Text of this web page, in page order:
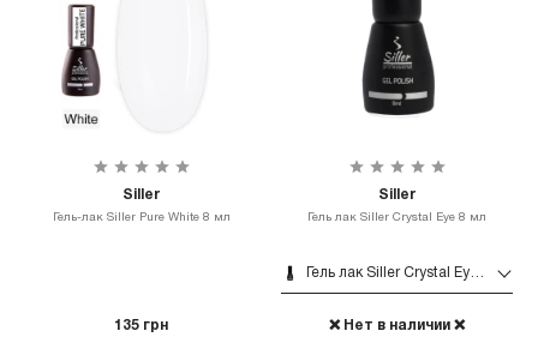
Siller
Гель-лак Siller Pure White 8 мл
135 грн
Siller
Гель лак Siller Crystal Eye 8 мл
Гель лак Siller Crystal Eye 8 мл
❌ Нет в наличии ❌